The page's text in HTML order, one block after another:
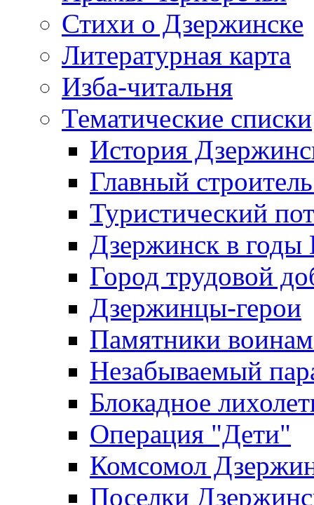
Стихи о Дзержинске
Литературная карта
Изба-читальня
Тематические списки
История
Главный
Туристический
Дзержинск в
Город трудовой
Дзержинцы-герои
Памятники
Незабываемый
Блокадное
Операция "Дети"
Комсомол
Поселки